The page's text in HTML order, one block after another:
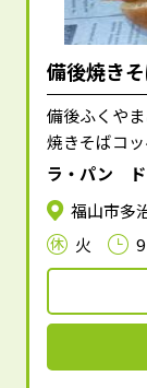
備後焼き
備後ふくや
焼きそばコッ
ラ・パン
福山市多
火